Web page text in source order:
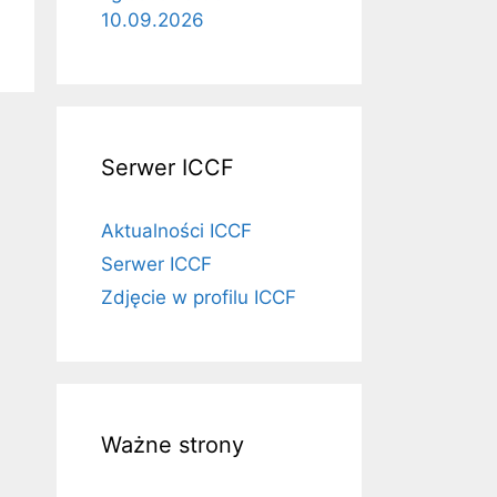
10.09.2026
Serwer ICCF
Aktualności ICCF
Serwer ICCF
Zdjęcie w profilu ICCF
Ważne strony